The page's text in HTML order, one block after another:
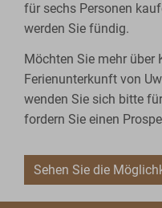
für sechs Personen
werden Sie fündig.
Möchten Sie mehr über
Ferienunterkunft von
wenden Sie sich bitte
fordern Sie einen
Sehen Sie die